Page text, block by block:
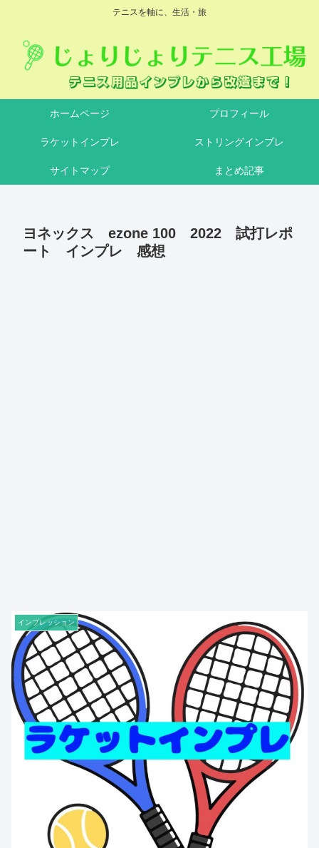
テニスを軸に、生活・旅
ホームページ プロフィール
ラケットインプレ ストリングインプレ
サイトマップ まとめ記事
ヨネックス ezone 100 2022 試打レポ
ート インプレ 感想
インプレッション